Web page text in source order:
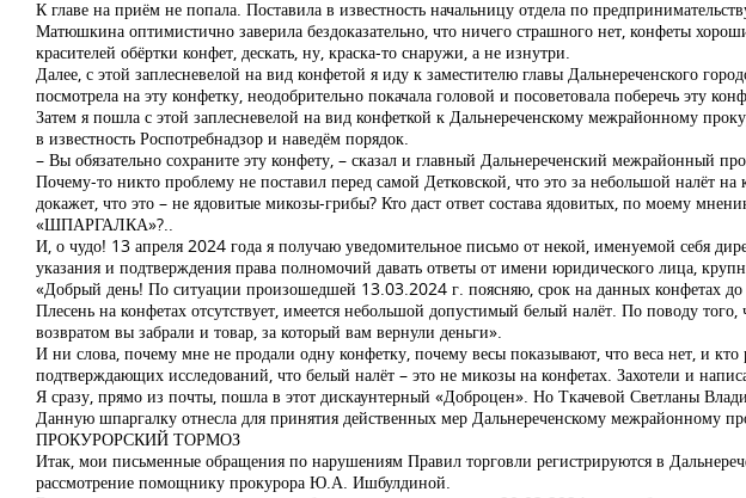
К главе на приём не попала. Поставила в известность начальницу отдела по
Матюшкина оптимистично заверила бездоказательно, что ничего страшного нет, конфеты
красителей обёртки конфет, дескать, ну, краска-то снаружи, а не изнутри.
Далее, с этой заплесневелой на вид конфетой я иду к заместителю главы Дальнереченского
посмотрела на эту конфетку, неодобрительно покачала головой и посоветовала поберечь эту
Затем я пошла с этой заплесневелой на вид конфеткой к Дальнереченскому межрайонному
в известность Роспотребнадзор и наведём порядок.
– Вы обязательно сохраните эту конфету, – сказал и главный Дальнереченский межрайонный
Почему-то никто проблему не поставил перед самой Детковской, что это за небольшой налёт
докажет, что это – не ядовитые микозы-грибы? Кто даст ответ состава ядовитых, по моему
«ШПАРГАЛКА»?..
И, о чудо! 13 апреля 2024 года я получаю уведомительное письмо от некой, именуемой себя
указания и подтверждения права полномочий давать ответы от имени юридического лица,
«Добрый день! По ситуации произошедшей 13.03.2024 г. поясняю, срок на данных конфетах
Плесень на конфетах отсутствует, имеется небольшой допустимый белый налёт. По поводу
возвратом вы забрали и товар, за который вам вернули деньги».
И ни слова, почему мне не продали одну конфетку, почему весы показывают, что веса нет, и
подтверждающих исследований, что белый налёт – это не микозы на конфетах. Захотели и
Я сразу, прямо из почты, пошла в этот дискаунтерный «Доброцен». Но Ткачевой Светланы
Данную шпаргалку отнесла для принятия действенных мер Дальнереченскому межрайонному
ПРОКУРОРСКИЙ ТОРМОЗ
Итак, мои письменные обращения по нарушениям Правил торговли регистрируются в
рассмотрение помощнику прокурора Ю.А. Ишбулдиной.